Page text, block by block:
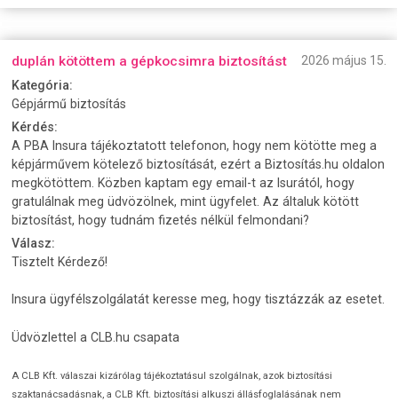
duplán kötöttem a gépkocsimra biztosítást
2026 május 15.
Kategória:
Gépjármű biztosítás
Kérdés:
A PBA Insura tájékoztatott telefonon, hogy nem kötötte meg a
képjárművem kötelező biztosítását, ezért a Biztosítás.hu oldalon
megkötöttem. Közben kaptam egy email-t az Isurától, hogy
gratulálnak meg üdvözölnek, mint ügyfelet. Az általuk kötött
biztosítást, hogy tudnám fizetés nélkül felmondani?
Válasz:
Tisztelt Kérdező!
Insura ügyfélszolgálatát keresse meg, hogy tisztázzák az esetet.
Üdvözlettel a CLB.hu csapata
A CLB Kft. válaszai kizárólag tájékoztatásul szolgálnak, azok biztosítási
szaktanácsadásnak, a CLB Kft. biztosítási alkuszi állásfoglalásának nem